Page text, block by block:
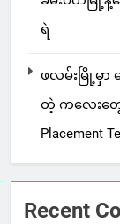
ရဲ
ဖလမ်းမြို့မှာ
တဲ့ ကလေးတွေ
Recent